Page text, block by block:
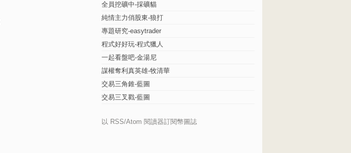
全員挖礦中-採礦貓
純情主力俏股東-狼打
專題研究-easytrader
程式好好玩-程式獵人
一起看盤吧-金湯尼
謀權奪利真英雄-牧清華
交易三角錐-藍圖
交易三叉戳-藍圖
以 RSS/Atom 閱讀器訂閱幣圖誌